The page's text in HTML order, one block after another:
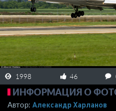
1998 46
ИНФОРМАЦИЯ О
Автор: Александр Харланов